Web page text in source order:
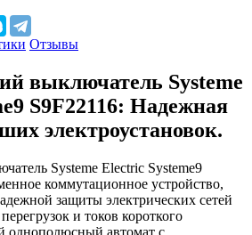
Отзывы
выключатель Systeme
S9F22116: Надежная
электроустановок.
Systeme Electric Systeme9
коммутационное устройство,
защиты электрических сетей
и токов короткого
однополюсный автомат с